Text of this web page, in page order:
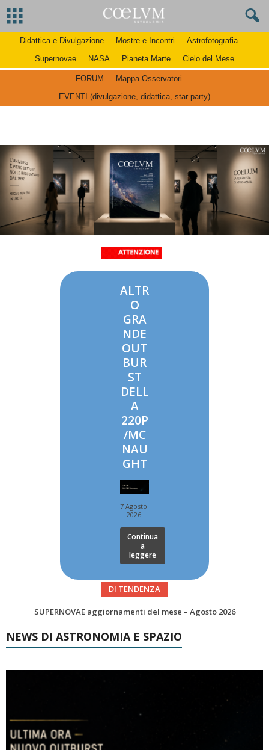
Didattica e Divulgazione Mostre e Incontri
Astrofotografia
Supernovae
NASA Pianeta Marte Cielo del Mese
FORUM
Mappa Osservatori
EVENTI (divulgazione, didattica, star party)
ALTR
O
GRA
NDE
OUT
BUR
ST
DELL
A
220P
/MC
NAU
GHT
7 Agosto
2026
Continua
a
leggere
DI TENDENZA
Le Comete del mese di Agosto: LA 10P/TEMPEL AL PERIELIO
NEWS DI ASTRONOMIA E SPAZIO